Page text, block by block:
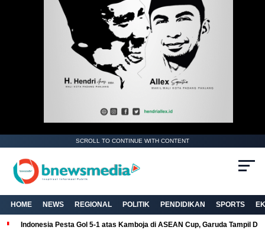
SCROLL TO CONTINUE WITH CONTENT
HOME NEWS REGIONAL POLITIK PENDIDIKAN SPORTS
Indonesia Pesta Gol 5-1 atas Kamboja di ASEAN Cup, Garuda Tampil
. Ukuran gambar 480px x 600px